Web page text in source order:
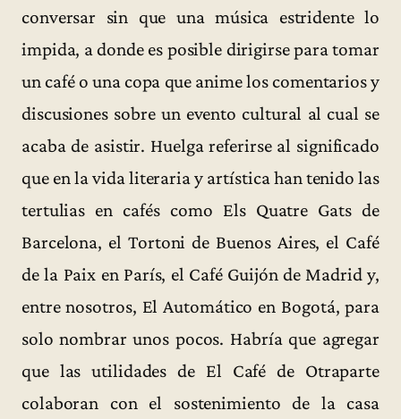
conversar sin que una música estridente lo
impida, a donde es posible dirigirse para tomar
un café o una copa que anime los comentarios y
discusiones sobre un evento cultural al cual se
acaba de asistir. Huelga referirse al significado
que en la vida literaria y artística han tenido las
tertulias en cafés como Els Quatre Gats de
Barcelona, el Tortoni de Buenos Aires, el Café
de la Paix en París, el Café Guijón de Madrid y,
entre nosotros, El Automático en Bogotá, para
solo nombrar unos pocos. Habría que agregar
que las utilidades de El Café de Otraparte
colaboran con el sostenimiento de la casa